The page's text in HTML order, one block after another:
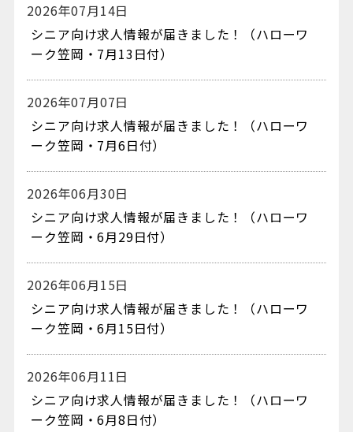
2026年07月14日
シニア向け求人情報が届きました！（ハローワ
ーク笠岡・7月13日付）
2026年07月07日
シニア向け求人情報が届きました！（ハローワ
ーク笠岡・7月6日付）
2026年06月30日
シニア向け求人情報が届きました！（ハローワ
ーク笠岡・6月29日付）
2026年06月15日
シニア向け求人情報が届きました！（ハローワ
ーク笠岡・6月15日付）
2026年06月11日
シニア向け求人情報が届きました！（ハローワ
ーク笠岡・6月8日付）